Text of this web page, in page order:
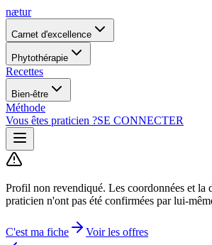
nætur
Carnet d'excellence
Phytothérapie
Recettes
Bien-être
Méthode
Vous êtes praticien ?SE CONNECTER
Profil non revendiqué. Les coordonnées et la
praticien n'ont pas été confirmées par lui-
C'est ma fiche
Voir les offres